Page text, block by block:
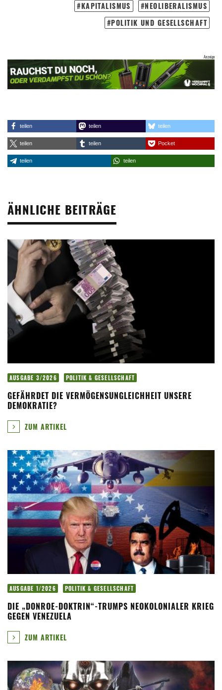
KAPITALISMUS
NEOLIBERALISMUS
POLITIK UND GESELLSCHAFT
teilen teilen teilen
teilen teilen Pocket
teilen teilen
ÄHNLICHE BEITRÄGE
AUSGABE 3/2026 POLITIK & GESELLSCHAFT
GEFÄHRDET DIE VERMÖGENSUNGLEICHHEIT UNSERE
DEMOKRATIE?
ZUM ARTIKEL
AUSGABE 1/2026 POLITIK & GESELLSCHAFT
DIE „DONROE-DOKTRIN“-TRUMPS NEOKOLONIALER KRIEG
GEGEN VENEZUELA
ZUM ARTIKEL